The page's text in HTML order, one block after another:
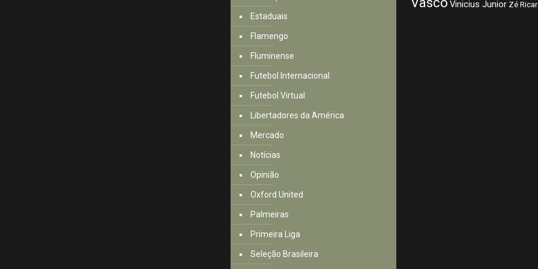
Estaduais
Flamengo
Fluminense
Futebol Internacional
Futebol Virtual
Libertadores da América
Mercado
Notícias
Opinião
Oxford United
Palmeiras
Primeira Liga
Seleção Brasileira
Vinicius Junior Zé